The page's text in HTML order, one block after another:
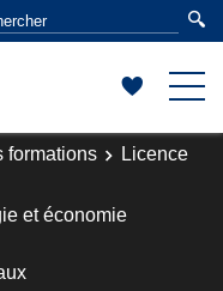
formations
Licence
et économie